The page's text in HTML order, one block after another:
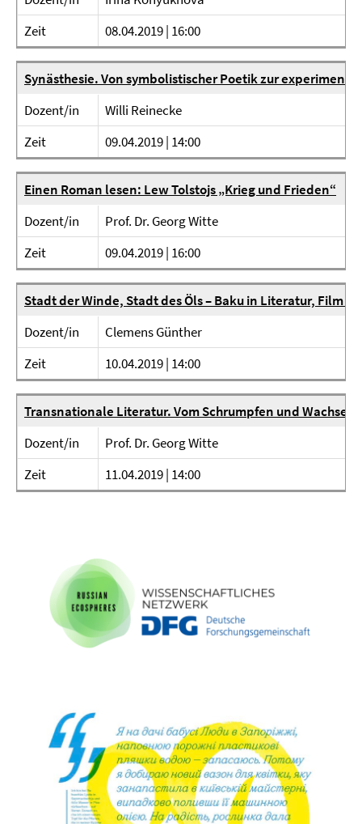
Zeit
08.04.2019 | 16:00
Synästhesie. Von symbolistischer Poetik zur
Dozent/in
Willi Reinecke
Zeit
09.04.2019 | 14:00
Einen Roman lesen: Lew Tolstojs „Krieg und Frieden“
Dozent/in
Prof. Dr. Georg Witte
Zeit
09.04.2019 | 16:00
Stadt der Winde, Stadt des Öls – Baku in Literatur, Film
Dozent/in
Clemens Günther
Zeit
10.04.2019 | 14:00
Transnationale Literatur. Vom Schrumpfen und Wachsen
Dozent/in
Prof. Dr. Georg Witte
Zeit
11.04.2019 | 14:00